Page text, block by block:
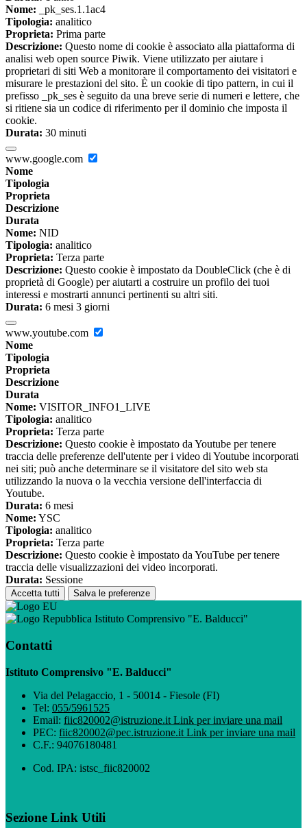
Nome: _pk_ses.1.1ac4
Tipologia: analitico
Proprieta: Prima parte
Descrizione: Questo nome di cookie è associato alla piattaforma di
analisi web open source Piwik. Viene utilizzato per aiutare i
proprietari di siti Web a monitorare il comportamento dei visitatori e
misurare le prestazioni del sito. È un cookie di tipo pattern, in cui il
prefisso _pk_ses è seguito da una breve serie di numeri e lettere, che
si ritiene sia un codice di riferimento per il dominio che imposta il
cookie.
Durata: 30 minuti
www.google.com
Nome
Tipologia
Proprieta
Descrizione
Durata
Nome: NID
Tipologia: analitico
Proprieta: Terza parte
Descrizione: Questo cookie è impostato da DoubleClick (che è di
proprietà di Google) per aiutarti a costruire un profilo dei tuoi
interessi e mostrarti annunci pertinenti su altri siti.
Durata: 6 mesi 3 giorni
www.youtube.com
Nome
Tipologia
Proprieta
Descrizione
Durata
Nome: VISITOR_INFO1_LIVE
Tipologia: analitico
Proprieta: Terza parte
Descrizione: Questo cookie è impostato da Youtube per tenere
traccia delle preferenze dell'utente per i video di Youtube incorporati
nei siti; può anche determinare se il visitatore del sito web sta
utilizzando la nuova o la vecchia versione dell'interfaccia di
Youtube.
Durata: 6 mesi
Nome: YSC
Tipologia: analitico
Proprieta: Terza parte
Descrizione: Questo cookie è impostato da YouTube per tenere
traccia delle visualizzazioni dei video incorporati.
Durata: Sessione
Accetta tutti Salva le preferenze
Istituto Comprensivo "E. Balducci"
Contatti
Istituto Comprensivo "E. Balducci"
Via del Pelagaccio, 1 - 50014 - Fiesole (FI)
Tel: 055/5961525
Email: fiic820002@istruzione.it Link per inviare una mail
PEC: fiic820002@pec.istruzione.it Link per inviare una mail
C.F.: 94076180481
Cod. IPA: istsc_fiic820002
Sezione Link Utili